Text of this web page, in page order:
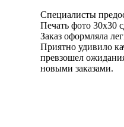
Специалисты
Печать фото 30х30
Заказ оформляла
Приятно удивило
превзошел
новыми заказами.